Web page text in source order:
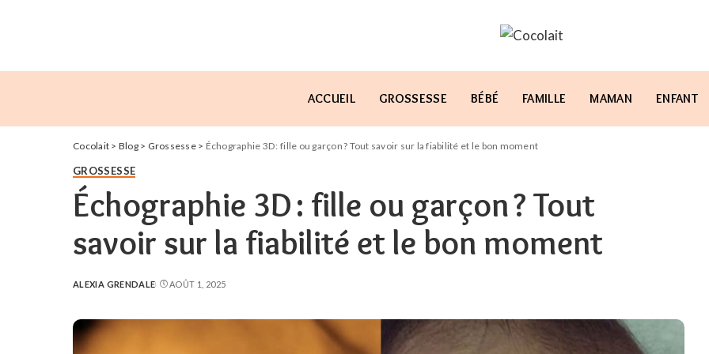
ACCUEIL GROSSESSE BÉBÉ FAMILLE MAMAN ENFANT
Cocolait > Blog> Grossesse> Échographie 3D : fille ou garçon ? Tout savoir sur la fiabilité et le bon moment
GROSSESSE
Échographie 3D : fille ou garçon ? Tout
savoir sur la fiabilité et le bon moment
POSTED
ALEXIA GRENDALE AOÛT 1, 2025